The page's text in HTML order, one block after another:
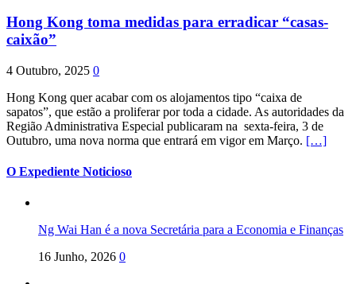
Hong Kong toma medidas para erradicar “casas-
caixão”
4 Outubro, 2025 0
Hong Kong quer acabar com os alojamentos tipo “caixa de
sapatos”, que estão a proliferar por toda a cidade. As autoridades da
Região Administrativa Especial publicaram na sexta-feira, 3 de
Outubro, uma nova norma que entrará em vigor em Março. […]
O Expediente Noticioso
Ng Wai Han é a nova Secretária para a Economia e Finanças
16 Junho, 2026 0